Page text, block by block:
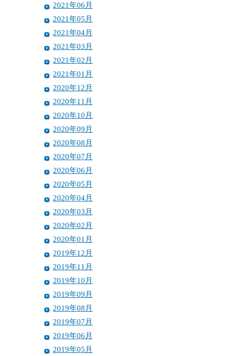
2021年06月
2021年05月
2021年04月
2021年03月
2021年02月
2021年01月
2020年12月
2020年11月
2020年10月
2020年09月
2020年08月
2020年07月
2020年06月
2020年05月
2020年04月
2020年03月
2020年02月
2020年01月
2019年12月
2019年11月
2019年10月
2019年09月
2019年08月
2019年07月
2019年06月
2019年05月